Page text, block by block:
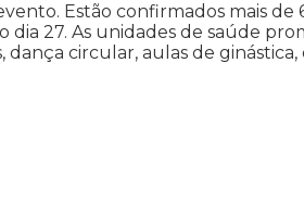
Estão confirmados mais de
dia 27. As unidades de saúde
dança circular, aulas de